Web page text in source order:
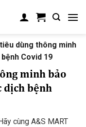
dùng thông minh
Covid 19
minh bảo
dịch bệnh
cùng A&S MART